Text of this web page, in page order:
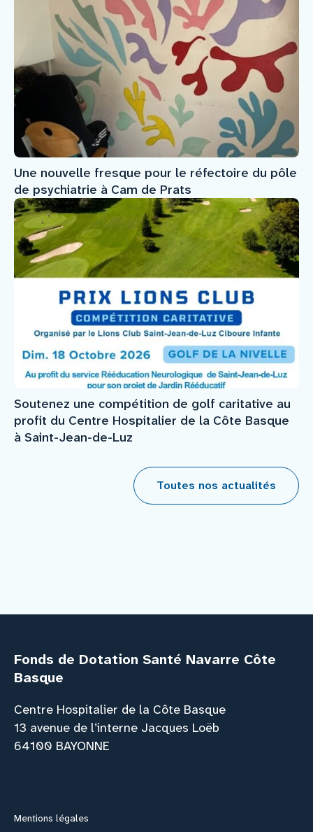
Une nouvelle fresque pour le réfectoire du pôle
de psychiatrie à Cam de Prats
Soutenez une compétition de golf caritative au
profit du Centre Hospitalier de la Côte Basque
à Saint-Jean-de-Luz
Toutes nos actualités
Fonds de Dotation Santé Navarre Côte
Basque
Centre Hospitalier de la Côte Basque
13 avenue de l’interne Jacques Loëb
64100 BAYONNE
Mentions légales